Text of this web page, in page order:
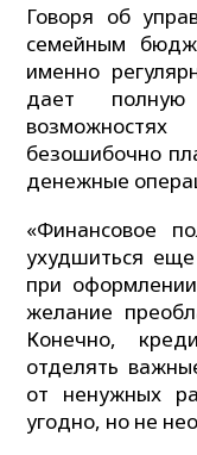
Говоря об
семейным
именно
дает
безошибочно
денежные
«Финансовое
ухудшиться
при
желание
Конечно,
отделять
от ненужных
угодно, но не